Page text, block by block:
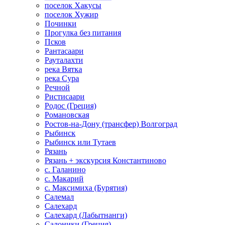
поселок Хакусы
поселок Хужир
Починки
Прогулка без питания
Псков
Рантасаари
Рауталахти
река Вятка
река Сура
Речной
Ристисаари
Родос (Греция)
Романовская
Ростов-на-Дону (трансфер) Волгоград
Рыбинск
Рыбинск или Тутаев
Рязань
Рязань + экскурсия Константиново
с. Галанино
с. Макарий
с. Максимиха (Бурятия)
Салемал
Салехард
Салехард (Лабытнанги)